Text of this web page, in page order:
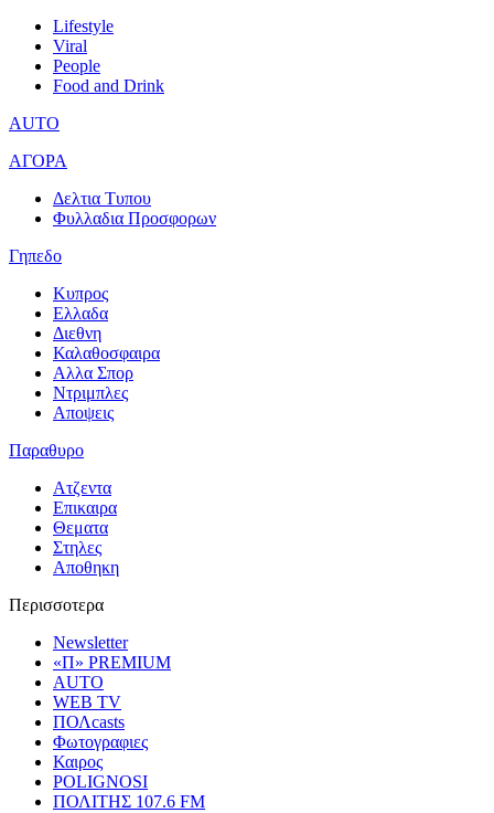
Lifestyle
Viral
People
Food and Drink
AUTO
ΑΓΟΡΑ
Δελτια Τυπου
Φυλλαδια Προσφορων
Γηπεδο
Κυπρος
Ελλαδα
Διεθνη
Καλαθοσφαιρα
Αλλα Σπορ
Ντριμπλες
Αποψεις
Παραθυρο
Ατζεντα
Επικαιρα
Θεματα
Στηλες
Αποθηκη
Περισσοτερα
Newsletter
«Π» PREMIUM
AUTO
WEB TV
ΠΟΛcasts
Φωτογραφιες
Καιρος
POLIGNOSI
ΠΟΛΙΤΗΣ 107.6 FM